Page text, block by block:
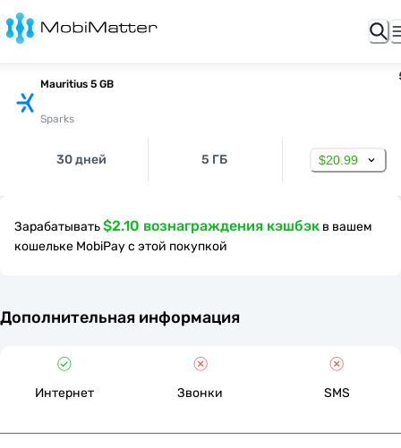
Mauritius 5 GB
Sparks
30 дней 5 ГБ $20.99
Зарабатывать$2.10 вознаграждения кэшбэк в вашем
кошельке MobiPay с этой покупкой
Дополнительная информация
Интернет Звонки SMS